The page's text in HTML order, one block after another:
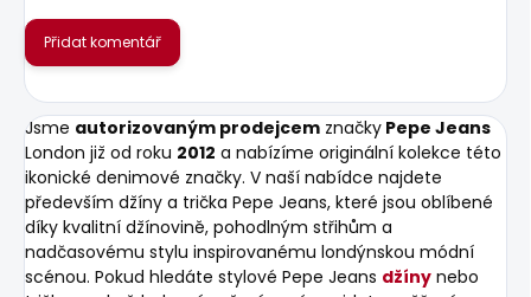
Přidat komentář
Jsme autorizovaným prodejcem značky Pepe Jeans
London již od roku 2012 a nabízíme originální kolekce této
ikonické denimové značky. V naší nabídce najdete
především džíny a trička Pepe Jeans, které jsou oblíbené
díky kvalitní džínovině, pohodlným střihům a
nadčasovému stylu inspirovanému londýnskou módní
scénou. Pokud hledáte stylové Pepe Jeans džíny nebo